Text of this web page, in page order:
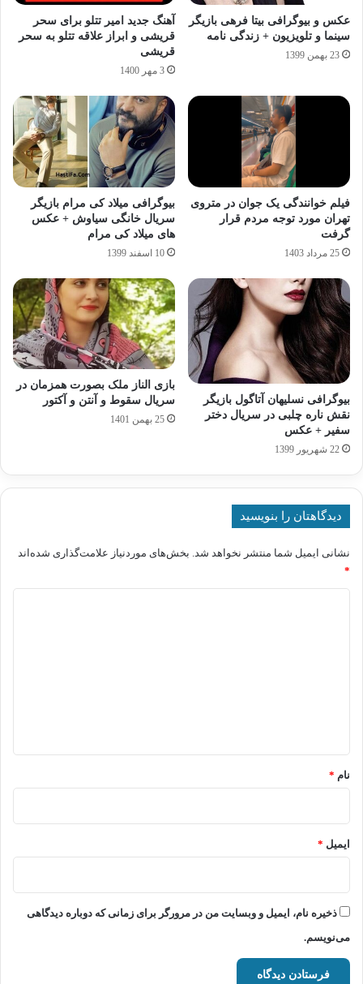
عکس و بیوگرافی بیتا فرهی بازیگر
سینما و تلویزیون + زندگی نامه
23 بهمن 1399
آهنگ جدید امیر تتلو برای سحر
قریشی و ابراز علاقه تتلو به سحر
قریشی
3 مهر 1400
فیلم خوانندگی یک جوان در متروی
تهران مورد توجه مردم قرار
گرفت
25 مرداد 1403
بیوگرافی میلاد کی مرام بازیگر
سریال خانگی سیاوش + عکس
های میلاد کی مرام
10 اسفند 1399
بیوگرافی نسلیهان آتاگول بازیگر
نقش ناره چلبی در سریال دختر
سفیر + عکس
22 شهریور 1399
بازی الناز ملک بصورت همزمان در
سریال سقوط و آنتن و آکتور
25 بهمن 1401
دیدگاهتان را بنویسید
نشانی ایمیل شما منتشر نخواهد شد. بخش‌های موردنیاز علامت‌گذاری شده‌اند
*
نام *
ایمیل *
ذخیره نام، ایمیل و وبسایت من در مرورگر برای زمانی که دوباره دیدگاهی
می‌نویسم.